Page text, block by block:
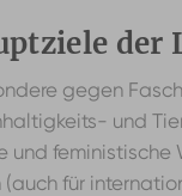
der
gegen
und
und
für